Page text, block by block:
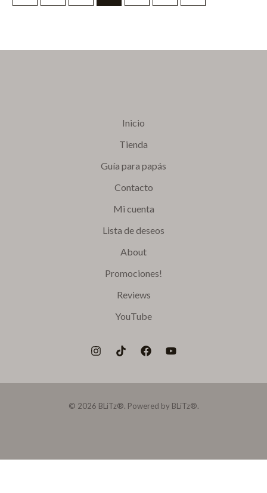
Inicio
Tienda
Guía para papás
Contacto
Mi cuenta
Lista de deseos
About
Promociones!
Reviews
YouTube
© 2026 BLiTz®. Powered by BLiTz®.